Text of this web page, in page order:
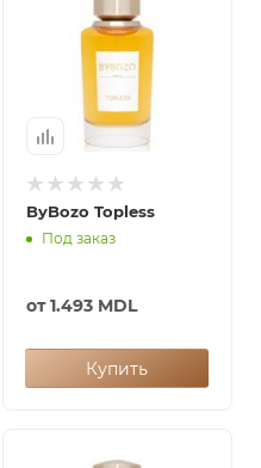
ByBozo Topless
Под заказ
от1.493 MDL
Купить